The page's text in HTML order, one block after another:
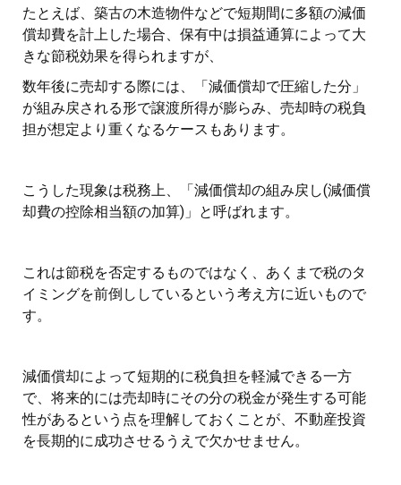
たとえば、築古の木造物件などで短期間に多額の減価
償却費を計上した場合、保有中は損益通算によって大
きな節税効果を得られますが、
数年後に売却する際には、「減価償却で圧縮した分」
が組み戻される形で譲渡所得が膨らみ、売却時の税負
担が想定より重くなるケースもあります。
こうした現象は税務上、「減価償却の組み戻し(減価償
却費の控除相当額の加算)」と呼ばれます。
これは節税を否定するものではなく、あくまで税のタ
イミングを前倒ししているという考え方に近いもので
す。
減価償却によって短期的に税負担を軽減できる一方
で、将来的には売却時にその分の税金が発生する可能
性があるという点を理解しておくことが、不動産投資
を長期的に成功させるうえで欠かせません。